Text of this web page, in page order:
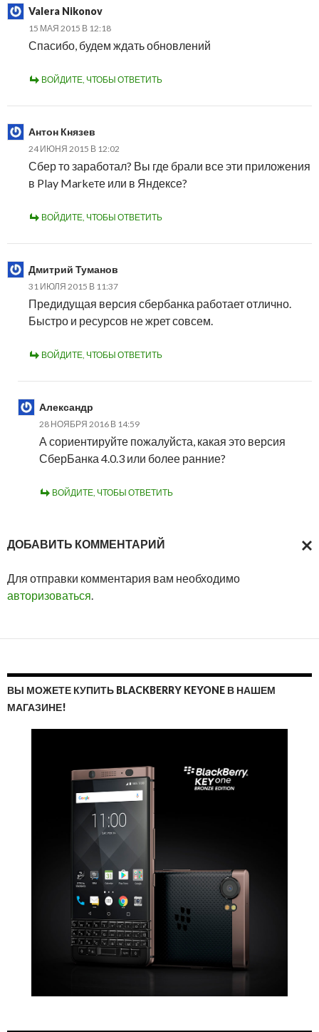
Valera Nikonov
15 МАЯ 2015 В 12:18
Спасибо, будем ждать обновлений
ВОЙДИТЕ, ЧТОБЫ ОТВЕТИТЬ
Антон Князев
24 ИЮНЯ 2015 В 12:02
Сбер то заработал? Вы где брали все эти приложения
в Play Markeте или в Яндексе?
ВОЙДИТЕ, ЧТОБЫ ОТВЕТИТЬ
Дмитрий Туманов
31 ИЮЛЯ 2015 В 11:37
Предидущая версия сбербанка работает отлично.
Быстро и ресурсов не жрет совсем.
ВОЙДИТЕ, ЧТОБЫ ОТВЕТИТЬ
Александр
28 НОЯБРЯ 2016 В 14:59
А сориентируйте пожалуйста, какая это версия
СберБанка 4.0.3 или более ранние?
ВОЙДИТЕ, ЧТОБЫ ОТВЕТИТЬ
ДОБАВИТЬ КОММЕНТАРИЙ
Для отправки комментария вам необходимо
авторизоваться.
ВЫ МОЖЕТЕ КУПИТЬ BLACKBERRY KEYONE В НАШЕМ
МАГАЗИНЕ!